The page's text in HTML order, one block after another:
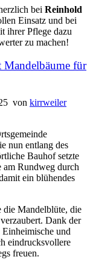
bei Reinhold
Einsatz und bei
ihrer Pflege dazu
zu machen!
Mandelbäume für
von kirrweiler
nun entlang des
Bauhof setzte
am Rundweg durch
ein blühendes
die Mandelblüte, die
Dank der
Einheimische und
eindrucksvollere
freuen.